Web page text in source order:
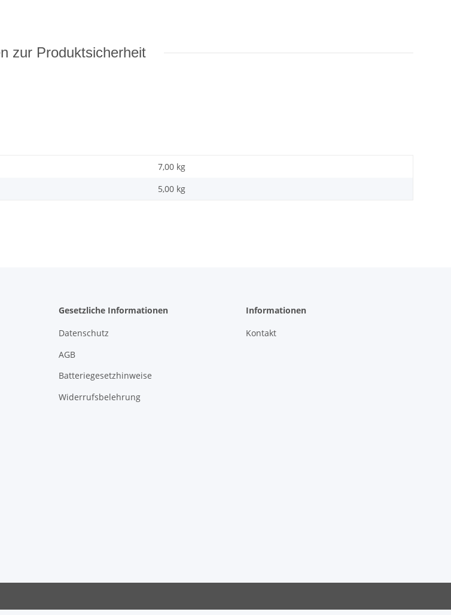
zur Produktsicherheit
7,00 kg
5,00 kg
Gesetzliche Informationen
Datenschutz
AGB
Batteriegesetzhinweise
Widerrufsbelehrung
Informationen
Kontakt